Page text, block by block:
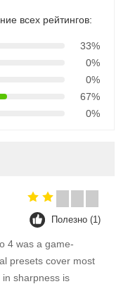
всех рейтингов:
33%
0%
0%
67%
0%
Полезно (1)
4 was a game-
presets cover most
sharpness is